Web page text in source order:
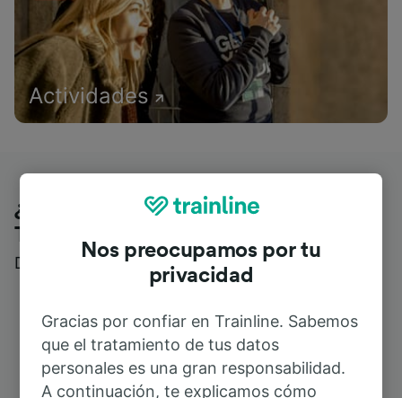
Actividades
¿Qué piensan nuestros clientes de
Trainline?
Descubre reseñas reales de nuestros viajeros
Nos preocupamos por tu
privacidad
Gracias por confiar en Trainline. Sabemos
que el tratamiento de tus datos
personales es una gran responsabilidad.
A continuación, te explicamos cómo